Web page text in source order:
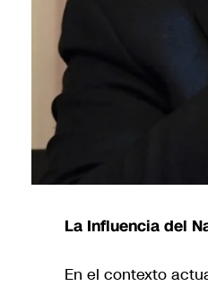
La Influencia del
En el contexto